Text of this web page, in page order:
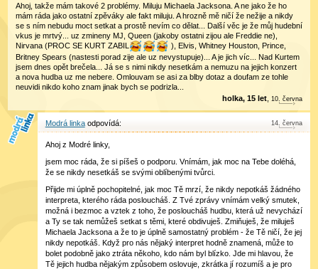
Ahoj, takže mám takové 2 problémy. Miluju Michaela Jacksona. A ne jako že ho
mám ráda jako ostatní zpěváky ale fakt miluju. A hrozně mě ničí že nežije a nikdy
se s ním nebudu moct setkat a prostě nevím co dělat... Další věc je že můj hudební
vkus je mrtvý... uz zmineny MJ, Queen (jakoby ostatni zijou ale Freddie ne),
Nirvana (PROC SE KURT ZABIL
), Elvis, Whitney Houston, Prince,
Britney Spears (nastesti porad zije ale uz nevystupuje)... A je jich víc... Nad Kurtem
jsem dnes opět brečela... Já se s nimi nikdy nesetkám a nemuzu na jejich konzert
a nova hudba uz me nebere. Omlouvam se asi za blby dotaz a doufam ze tohle
neuvidi nikdo koho znam jinak bych se podrizla...
holka, 15 let ,10. června
Modrá linka 14. června
Ahoj z Modré linky,
jsem moc ráda, že si píšeš o podporu. Vnímám, jak moc na Tebe doléhá,
že se nikdy nesetkáš se svými oblíbenými tvůrci.
Přijde mi úplně pochopitelné, jak moc Tě mrzí, že nikdy nepotkáš žádného
interpreta, kterého ráda posloucháš. Z Tvé zprávy vnímám velký smutek,
možná i bezmoc a vztek z toho, že posloucháš hudbu, která už nevychází
a Ty se tak nemůžeš setkat s těmi, které obdivuješ. Zmiňuješ, že miluješ
Michaela Jacksona a že to je úplně samostatný problém - že Tě ničí, že jej
nikdy nepotkáš. Když pro nás nějaký interpret hodně znamená, může to
bolet podobně jako ztráta někoho, kdo nám byl blízko. Jde mi hlavou, že
Tě jejich hudba nějakým způsobem oslovuje, zkrátka jí rozumíš a je pro